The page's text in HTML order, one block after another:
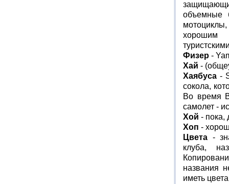
объемные
хорошим
Физер -
Хай -
Хаябуса -
сокола,
Во время
самолет -
Хой - пока,
Хоп -
Цвета -
клуба,
названия
иметь